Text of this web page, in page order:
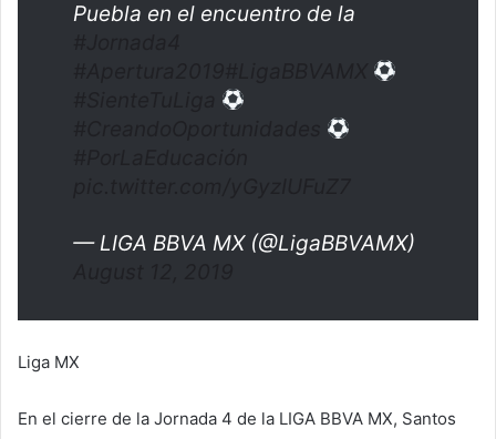
Puebla en el encuentro de la
— LIGA BBVA MX (@LigaBBVAMX)
Liga MX
En el cierre de la Jornada 4 de la LIGA BBVA MX, Santos